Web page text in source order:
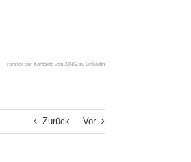
Transfer der Kontakte von XING zu LinkedIn
Zurück Vor